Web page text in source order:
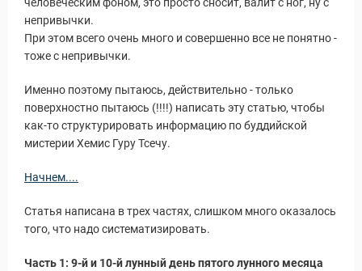
и Туры
непривычки.
При этом всего очень много и совершенно все не понятно -
тоже с непривычки.
Именно поэтому пытаюсь, действительно - только
поверхностно пытаюсь (!!!!) написать эту статью, чтобы
как-то структурировать информацию по буддийской
мистерии Хемис Гуру Тсечу.
Начнем....
Статья написана в трех частях, слишком много оказалось
того, что надо систематизировать.
Часть 1: 9-й и 10-й лунный день пятого лунного месяца